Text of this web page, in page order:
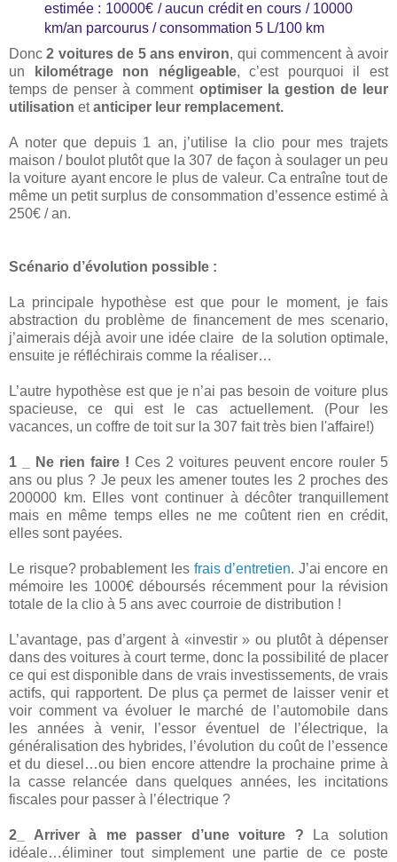
estimée : 10000€ / aucun crédit en cours / 10000
km/an parcourus / consommation 5 L/100 km
Donc2 voitures de 5 ans environ, qui commencent à avoir
un
kilométrage non négligeable, c’est pourquoi il est
temps de penser à comment optimiser la gestion de leur
utilisation etanticiper leur remplacement.
A noter que depuis 1 an, j’utilise la clio pour mes trajets
maison / boulot plutôt que la 307 de façon à soulager un peu
la voiture ayant encore le plus de valeur. Ca entraîne tout de
même un petit surplus de consommation d’essence estimé à
250€ / an.
Scénario d’évolution possible :
La principale hypothèse est que pour le moment, je fais
abstraction du problème de financement de mes scenario,
j’aimerais déjà avoir une idée claire de la solution optimale,
ensuite je réfléchirais comme la réaliser…
L’autre hypothèse est que je n’ai pas besoin de voiture plus
spacieuse, ce qui est le cas actuellement. (Pour les
vacances, un coffre de toit sur la 307 fait très bien l'affaire!)
1 _ Ne rien faire ! Ces 2 voitures peuvent encore rouler 5
ans ou plus ? Je peux les amener toutes les 2 proches des
200000 km. Elles vont continuer à décôter tranquillement
mais en même temps elles ne me coûtent rien en crédit,
elles sont payées.
Le risque? probablement les frais d’entretien. J’ai encore en
mémoire les 1000€ déboursés récemment pour la révision
totale de la clio à 5 ans avec courroie de distribution !
L’avantage, pas d’argent à «investir » ou plutôt à dépenser
dans des voitures à court terme, donc la possibilité de placer
ce qui est disponible dans de vrais investissements, de vrais
actifs, qui rapportent. De plus ça permet de laisser venir et
voir comment va évoluer le marché de l’automobile dans
les années à venir, l’essor éventuel de l’électrique, la
généralisation des hybrides, l’évolution du coût de l’essence
et du diesel…ou bien encore attendre la prochaine prime à
la casse relancée dans quelques années, les incitations
fiscales pour passer à l’électrique ?
2_ Arriver à me passer d’une voiture ? La solution
idéale…éliminer tout simplement une partie de ce poste